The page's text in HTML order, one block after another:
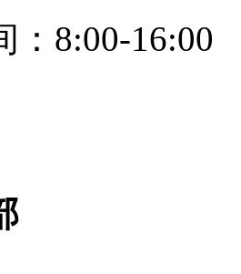
：8:00-16:00